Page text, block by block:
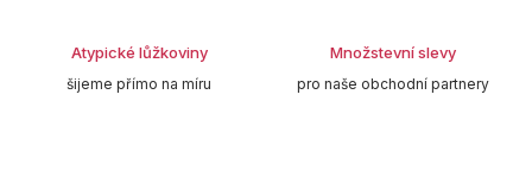
Atypické lůžkoviny
šijeme přímo na míru
Množstevní slevy
pro naše obchodní partnery